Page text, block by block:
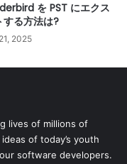
を PST にエクス
する方法は?
2025
lives of millions of
of today’s youth
software developers.